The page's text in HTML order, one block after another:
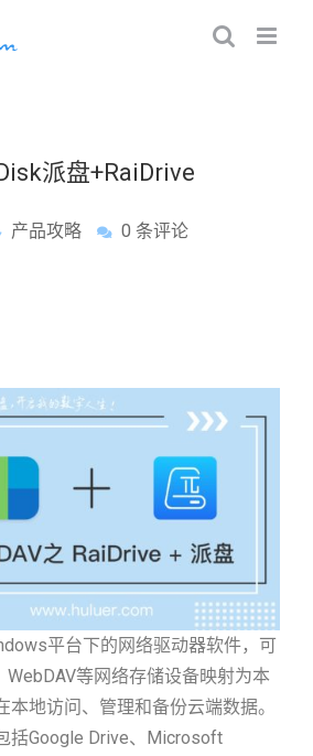
派盘+RaiDrive
产品攻略 0 条评论
平台下的网络驱动器软件，可
WebDAV等网络存储设备映射为本
本地访问、管理和备份云端数据。
括Google Drive、Microsoft